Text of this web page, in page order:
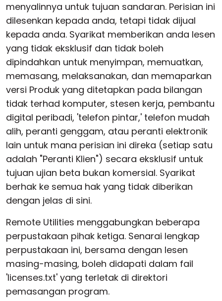
menyalinnya untuk tujuan sandaran. Perisian ini
dilesenkan kepada anda, tetapi tidak dijual
kepada anda. Syarikat memberikan anda lesen
yang tidak eksklusif dan tidak boleh
dipindahkan untuk menyimpan, memuatkan,
memasang, melaksanakan, dan memaparkan
versi Produk yang ditetapkan pada bilangan
tidak terhad komputer, stesen kerja, pembantu
digital peribadi, 'telefon pintar,' telefon mudah
alih, peranti genggam, atau peranti elektronik
lain untuk mana perisian ini direka (setiap satu
adalah "Peranti Klien") secara eksklusif untuk
tujuan ujian beta bukan komersial. Syarikat
berhak ke semua hak yang tidak diberikan
dengan jelas di sini.
Remote Utilities menggabungkan beberapa
perpustakaan pihak ketiga. Senarai lengkap
perpustakaan ini, bersama dengan lesen
masing-masing, boleh didapati dalam fail
'licenses.txt' yang terletak di direktori
pemasangan program.